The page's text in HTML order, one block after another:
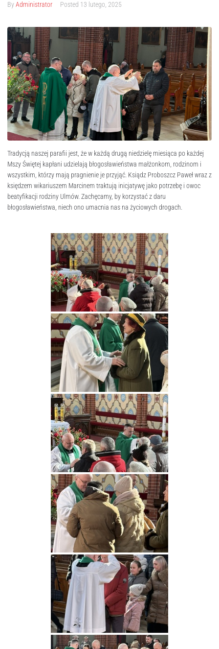
ByAdministrator Posted 13 lutego, 2025
Tradycją naszej parafii jest, że w każdą drugą niedzielę miesiąca po każdej
Mszy Świętej kapłani udzielają błogosławieństwa małżonkom, rodzinom i
wszystkim, którzy mają pragnienie je przyjąć. Ksiądz Proboszcz Paweł wraz z
księdzem wikariuszem Marcinem traktują inicjatywę jako potrzebę i owoc
beatyfikacji rodziny Ulmów. Zachęcamy, by korzystać z daru
błogosławieństwa, niech ono umacnia nas na życiowych drogach.